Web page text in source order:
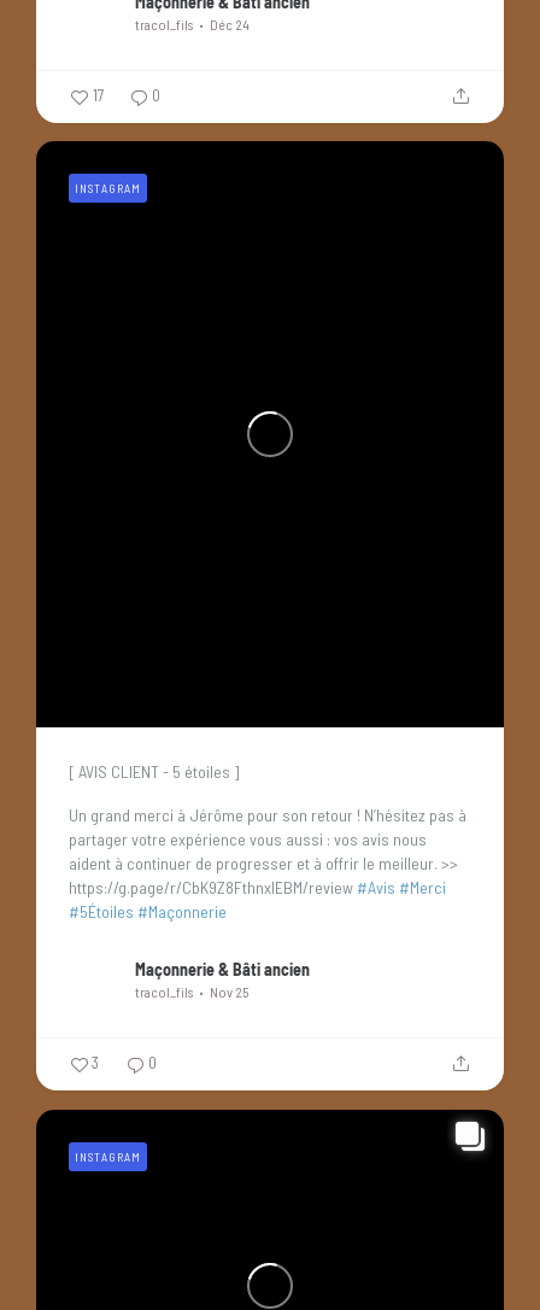
tracol_fils Déc 24
17 0
[ AVIS CLIENT - 5 étoiles ]
Un grand merci à Jérôme pour son retour ! N’hésitez pas à
partager votre expérience vous aussi : vos avis nous
aident à continuer de progresser et à offrir le meilleur. >>
https://g.page/r/CbK9Z8FthnxIEBM/review #Avis #Merci
#5Étoiles #Maçonnerie
Maçonnerie & Bâti ancien
tracol_fils Nov 25
INSTAGRAM
3 0
INSTAGRAM